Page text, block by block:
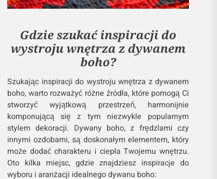
Gdzie szukać inspiracji do
wystroju wnętrza z dywanem
boho?
Szukając inspiracji do wystroju wnętrza z dywanem
boho, warto rozważyć różne źródła, które pomogą Ci
stworzyć wyjątkową przestrzeń, harmonijnie
komponującą się z tym niezwykle popularnym
stylem dekoracji. Dywany boho, z frędzlami czy
innymi ozdobami, są doskonałym elementem, który
może dodać charakteru i ciepła Twojemu wnętrzu.
Oto kilka miejsc, gdzie znajdziesz inspiracje do
wyboru i aranżacji idealnego dywanu boho: